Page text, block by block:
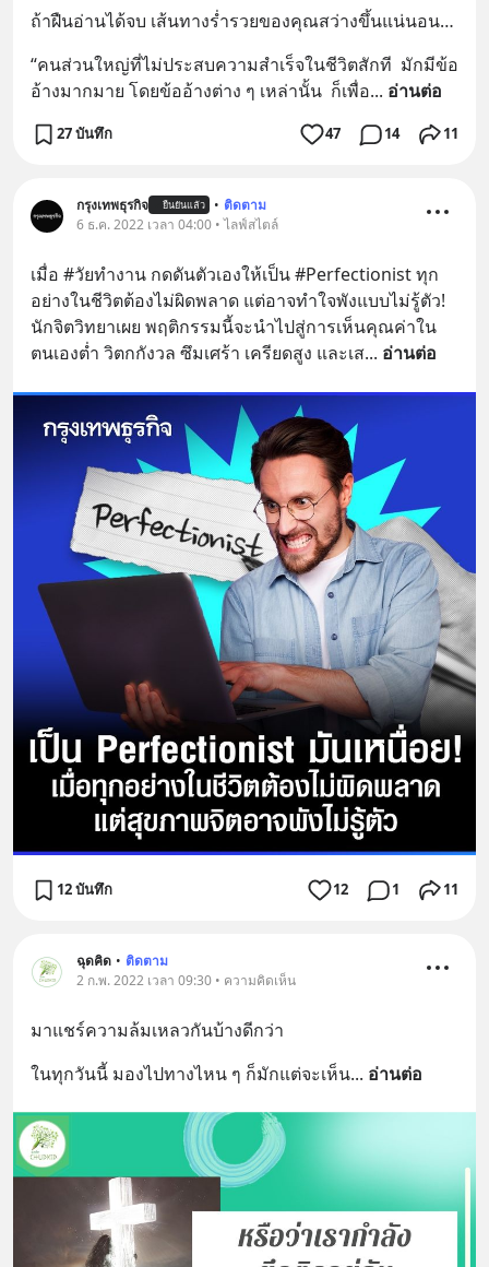
ถ้าฝืนอ่านได้จบ เส้นทางร่ำรวยของคุณสว่างขึ้นแน่นอน…
“คนส่วนใหญ่ที่ไม่ประสบความสำเร็จในชีวิตสักที  มักมีข้อ
อ้างมากมาย โดยข้ออ้างต่าง ๆ เหล่านั้น  ก็เพื่อ... อ่านต่อ
27 บันทึก 47 14 11
กรุงเทพธุรกิจ ยืนยันแล้ว • ติดตาม
6 ธ.ค. 2022 เวลา 04:00 • ไลฟ์สไตล์
เมื่อ #วัยทำงาน กดดันตัวเองให้เป็น #Perfectionist ทุก
อย่างในชีวิตต้องไม่ผิดพลาด แต่อาจทำใจพังแบบไม่รู้ตัว!
นักจิตวิทยาเผย พฤติกรรมนี้จะนำไปสู่การเห็นคุณค่าใน
ตนเองต่ำ วิตกกังวล ซึมเศร้า เครียดสูง และเส... อ่านต่อ
12 บันทึก 12 1 11
ฉุดคิด • ติดตาม
2 ก.พ. 2022 เวลา 09:30 • ความคิดเห็น
มาแชร์​ความล้มเหลว​กันบ้างดีกว่า
ในทุกวันนี้​ มองไปทางไหน​ ๆ​ ก็มักแต่จะเห็น... อ่านต่อ